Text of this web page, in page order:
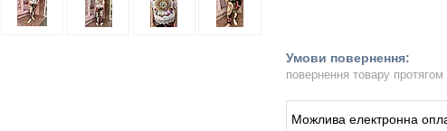
повернення товару